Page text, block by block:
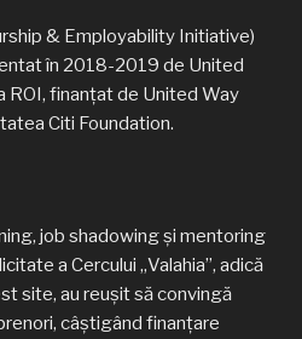
& Employability Initiative)
în 2018-2019 de United
ROI, finanțat de United Way
Citi Foundation.
job shadowing și mentoring
a Cercului „Valahia”, adică
site, au reușit să convingă
câștigând finanțare